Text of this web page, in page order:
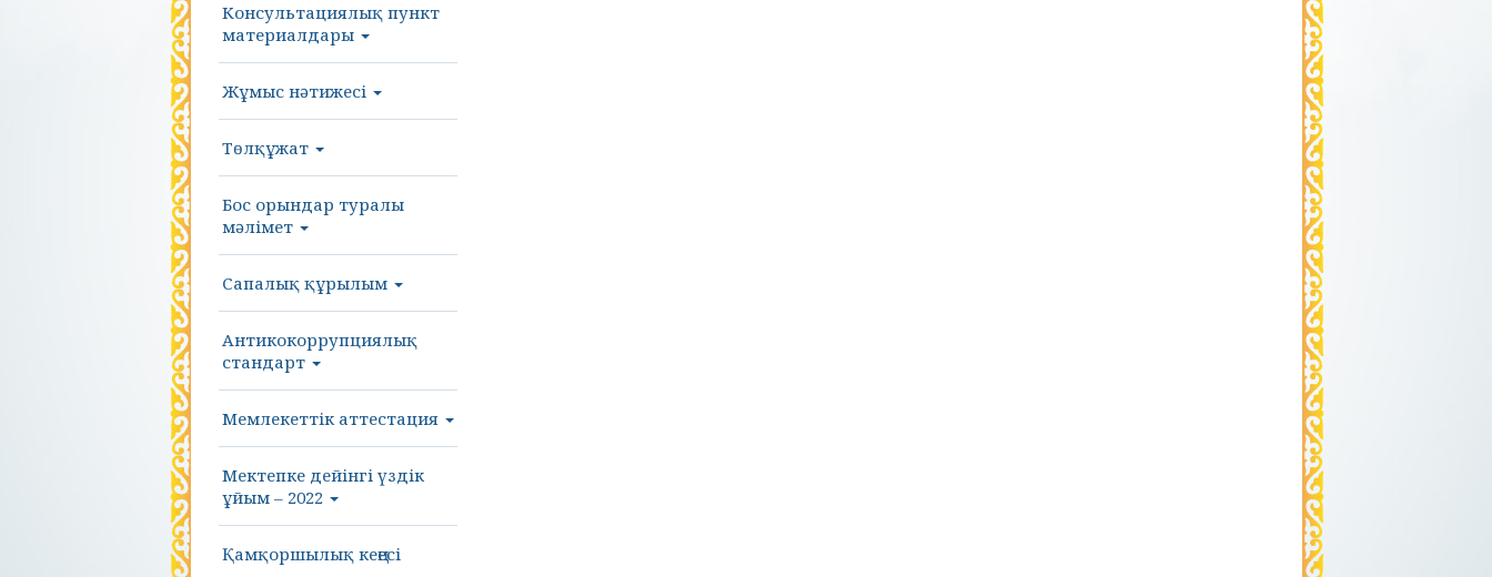
Консультациялық пункт
материалдары
Жұмыс нәтижесі
Төлқұжат
Бос орындар туралы
мәлімет
Сапалық құрылым
Антикокоррупциялық
стандарт
Мемлекеттік аттестация
Мектепке дейінгі үздік
ұйым – 2022
Қамқоршылық кеңесі